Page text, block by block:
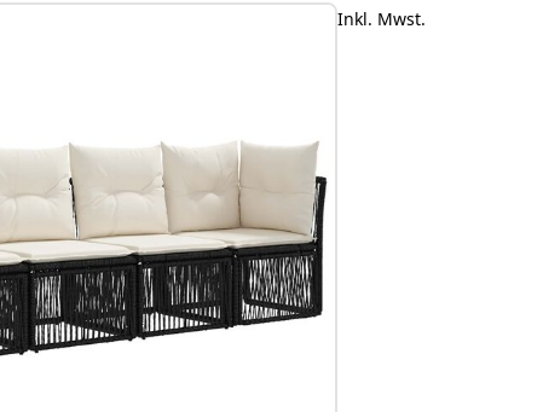
Inkl. Mwst.